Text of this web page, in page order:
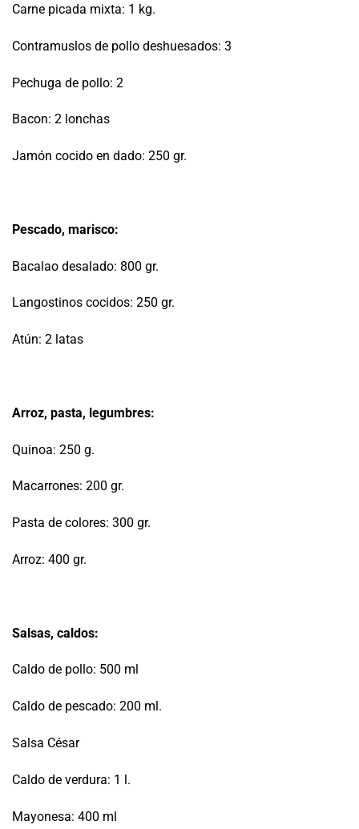
Carne picada mixta: 1 kg.
Contramuslos de pollo deshuesados: 3
Pechuga de pollo: 2
Bacon: 2 lonchas
Jamón cocido en dado: 250 gr.
Pescado, marisco:
Bacalao desalado: 800 gr.
Langostinos cocidos: 250 gr.
Atún: 2 latas
Arroz, pasta, legumbres:
Quinoa: 250 g.
Macarrones: 200 gr.
Pasta de colores: 300 gr.
Arroz: 400 gr.
Salsas, caldos:
Caldo de pollo: 500 ml
Caldo de pescado: 200 ml.
Salsa César
Caldo de verdura: 1 l.
Mayonesa: 400 ml